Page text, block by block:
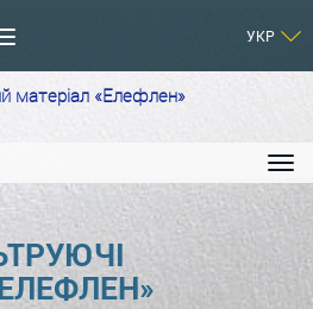
УКР
матеріал «Елефлен»